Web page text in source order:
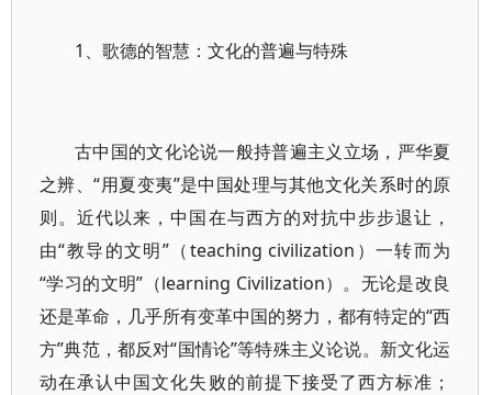
1、歌德的智慧：文化的普遍与特殊
古中国的文化论说一般持普遍主义立场，严华夏
之辨、“用夏变夷”是中国处理与其他文化关系时的原
则。近代以来，中国在与西方的对抗中步步退让，
由“教导的文明”（teaching civilization）一转而为
“学习的文明”（learning Civilization）。无论是改良
还是革命，几乎所有变革中国的努力，都有特定的“西
方”典范，都反对“国情论”等特殊主义论说。新文化运
动在承认中国文化失败的前提下接受了西方标准；